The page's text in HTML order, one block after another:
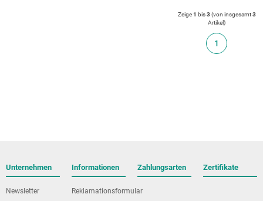
Zeige1 bis3(von insgesamt3
Artikel)
1
Unternehmen
Newsletter
Informationen
Reklamationsformular
Zahlungsarten Zertifikate